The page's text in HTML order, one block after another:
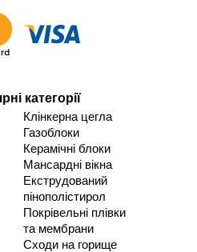
категорії
Клінкерна цегла
Газоблоки
Керамічні блоки
Мансардні вікна
Екструдований
пінополістирол
Покрівельні плівки
та мембрани
Сходи на горище